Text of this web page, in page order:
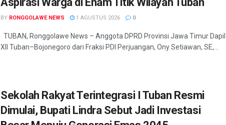
BY RONGGOLAWE NEWS 1 AGUSTUS 2026 0
TUBAN, Ronggolawe News – Anggota DPRD Provinsi Jawa Timur Dapil
XII Tuban–Bojonegoro dari Fraksi PDI Perjuangan, Ony Setiawan, SE,...
Sekolah Rakyat Terintegrasi I Tuban Resmi
Dimulai, Bupati Lindra Sebut Jadi Investasi